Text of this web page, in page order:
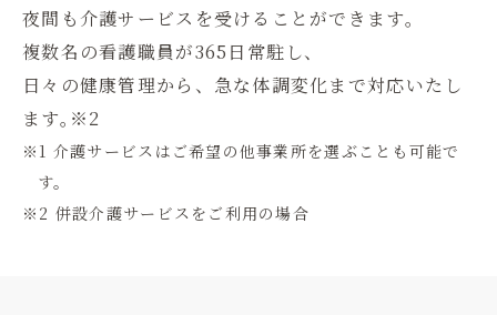
夜間も介護サービスを受けることができます。
複数名の看護職員が365日常駐し、
日々の健康管理から、急な体調変化まで対応いたし
ます。※2
※1 介護サービスはご希望の他事業所を選ぶことも可能で
す。
※2 併設介護サービスをご利用の場合